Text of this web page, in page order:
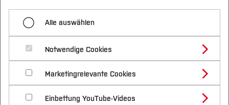
Studium
Studienangebote
Bachelorstudiengänge
Masterstudiengänge
Vor dem Studium
Bewerben & Einschreiben
Bewerbungsportal
Im Studium
Studienbüros und Prüfungen
Nach dem Studium
Forschung & Transfer
Profil
Forschungs- und Transferprofil
Schwerpunkte (FuT)
Beratung & Förderung
Nachhaltigkeit
Nachhaltigkeit studieren
International
2024/25
2023/24
2022/23
2021/22
Wir danken unseren
Förderern 2020/21:
Alice und Hans Joachim Thormählen-Stiftung:
10 Stipendien (Campus Velbert/Heiligenhaus)
Alle auswählen
Notwendige Cookies
Marketingrelevante Cookies
Einbettung YouTube-Videos